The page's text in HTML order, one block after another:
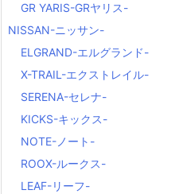
GR YARIS-GRヤリス-
NISSAN-ニッサン-
ELGRAND-エルグランド-
X-TRAIL-エクストレイル-
SERENA-セレナ-
KICKS-キックス-
NOTE-ノート-
ROOX-ルークス-
LEAF-リーフ-